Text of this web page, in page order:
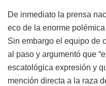
De inmediato la prensa
eco de la enorme
Sin embargo el equipo de
al paso y argumentó que
escatológica expresión y
mención directa a la raza